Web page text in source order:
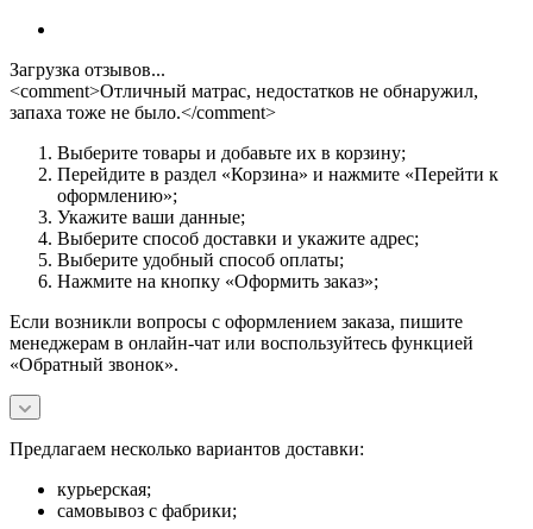
Загрузка отзывов...
<comment>Отличный матрас, недостатков не обнаружил,
запаха тоже не было.</comment>
Выберите товары и добавьте их в корзину;
Перейдите в раздел «Корзина» и нажмите «Перейти к
оформлению»;
Укажите ваши данные;
Выберите способ доставки и укажите адрес;
Выберите удобный способ оплаты;
Нажмите на кнопку «Оформить заказ»;
Если возникли вопросы с оформлением заказа, пишите
менеджерам в онлайн-чат или воспользуйтесь функцией
«Обратный звонок».
Предлагаем несколько вариантов доставки:
курьерская;
самовывоз с фабрики;